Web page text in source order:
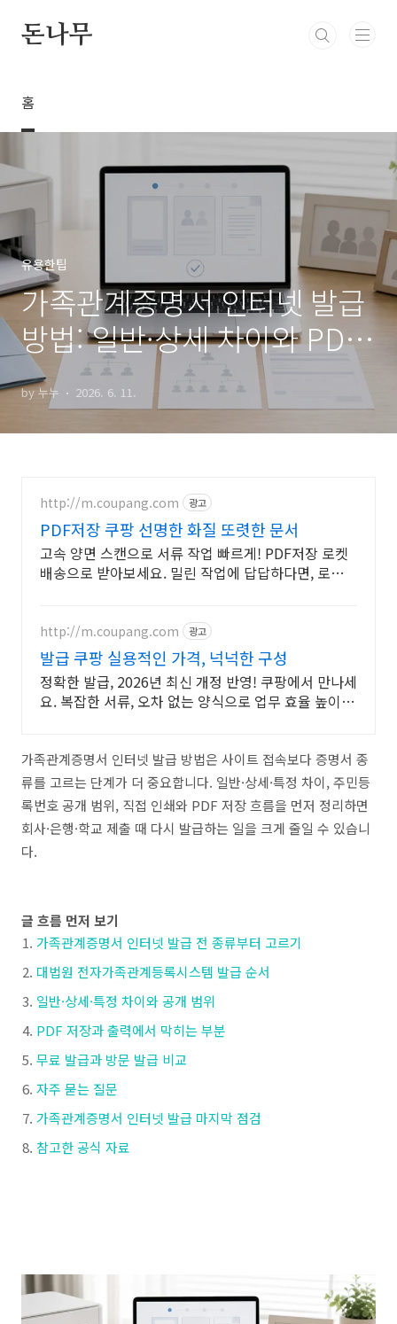
돈나무
홈
유용한팁
가족관계증명서 인터넷 발급
방법: 일반·상세 차이와 PDF
저장까지
by 누누 2026. 6. 11.
http://m.coupang.com 광고
PDF저장 쿠팡 선명한 화질 또렷한 문서
고속 양면 스캔으로 서류 작업 빠르게! PDF저장 로켓
배송으로 받아보세요. 밀린 작업에 답답하다면, 로켓배
http://m.coupang.com 광고
발급 쿠팡 실용적인 가격, 넉넉한 구성
정확한 발급, 2026년 최신 개정 반영! 쿠팡에서 만나세
요. 복잡한 서류, 오차 없는 양식으로 업무 효율 높이고
가족관계증명서 인터넷 발급 방법은 사이트 접속보다 증명서 종
류를 고르는 단계가 더 중요합니다. 일반·상세·특정 차이, 주민등
록번호 공개 범위, 직접 인쇄와 PDF 저장 흐름을 먼저 정리하면
회사·은행·학교 제출 때 다시 발급하는 일을 크게 줄일 수 있습니
다.
글 흐름 먼저 보기
가족관계증명서 인터넷 발급 전 종류부터 고르기
대법원 전자가족관계등록시스템 발급 순서
일반·상세·특정 차이와 공개 범위
PDF 저장과 출력에서 막히는 부분
무료 발급과 방문 발급 비교
자주 묻는 질문
가족관계증명서 인터넷 발급 마지막 점검
참고한 공식 자료